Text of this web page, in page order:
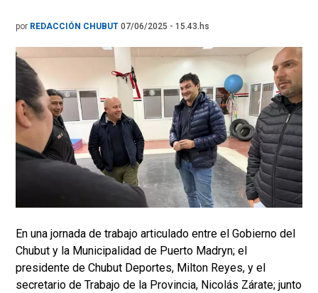
por REDACCIÓN CHUBUT 07/06/2025 - 15.43.hs
En una jornada de trabajo articulado entre el Gobierno del
Chubut y la Municipalidad de Puerto Madryn; el
presidente de Chubut Deportes, Milton Reyes, y el
secretario de Trabajo de la Provincia, Nicolás Zárate; junto